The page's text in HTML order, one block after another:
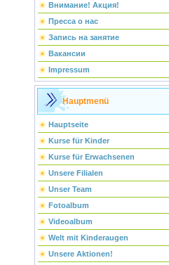
Внимание! Акция!
Пресса о нас
Запись на занятие
Вакансии
Impressum
Hauptmenü
Hauptseite
Kurse für Kinder
Kurse für Erwachsenen
Unsere Filialen
Unser Team
Fotoalbum
Videoalbum
Welt mit Kinderaugen
Unsere Aktionen!